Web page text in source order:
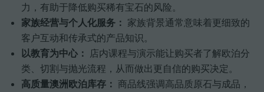
力，有助于降低购买稀有宝石的风险。
家族经营与个人化服务： 家族背景通常意味着更细致的
客户互动和传承式的产品知识。
以教育为中心： 店内课程与演示能让购买者了解欧泊分
类、切割与抛光流程，从而做出更自信的购买决定。
高质量澳洲欧泊库存： 商品线强调高品质原石与成品，